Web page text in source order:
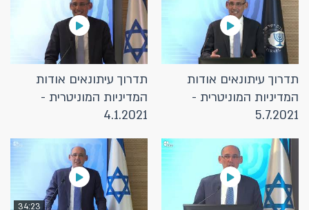
תדרוך עיתונאים אודות
המדיניות המוניטרית -
5.7.2021
תדרוך עיתונאים אודות
המדיניות המוניטרית -
4.1.2021
34:23